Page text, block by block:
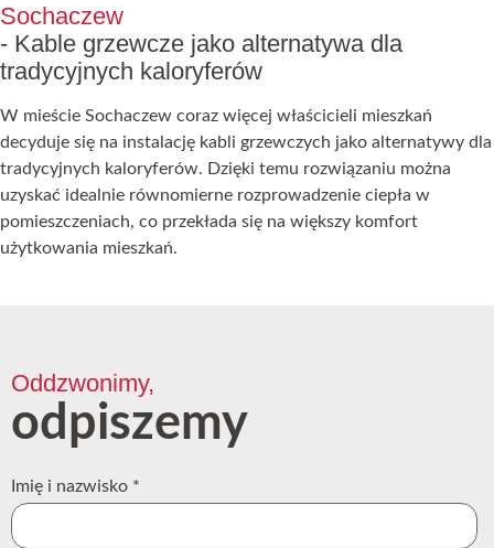
Sochaczew
- Kable grzewcze jako alternatywa dla
tradycyjnych kaloryferów
W mieście Sochaczew coraz więcej właścicieli mieszkań
decyduje się na instalację kabli grzewczych jako alternatywy dla
tradycyjnych kaloryferów. Dzięki temu rozwiązaniu można
uzyskać idealnie równomierne rozprowadzenie ciepła w
pomieszczeniach, co przekłada się na większy komfort
użytkowania mieszkań.
Oddzwonimy,
odpiszemy
Imię i nazwisko *